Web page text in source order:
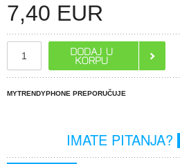
7,40 EUR
MYTRENDYPHONE PREPORUČUJE
IMATE PITANJA?